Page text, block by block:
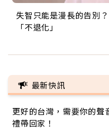
失智只能是漫長的告別
「不退化」
來自剛果的巧克力神父
的家，我連作夢都講台語
63歲卸矽谷副總、搬回
丑」走進安養院，逗樂
104歲打破金氏世界紀
手，分享長壽的秘密原
事業巔峰他選擇追夢…
巨蛋！連CNN都大讚！
最新快訊
更好的台灣，需要你的
禮帶回家！